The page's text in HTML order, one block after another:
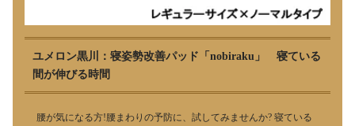
ユメロン黒川：寝姿勢改善パッド「nobiraku」 寝ている
間が伸びる時間
腰が気になる方!腰まわりの予防に、試してみませんか? 寝ている